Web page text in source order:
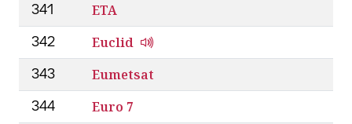
341 ETA
342 Euclid
343 Eumetsat
344 Euro 7